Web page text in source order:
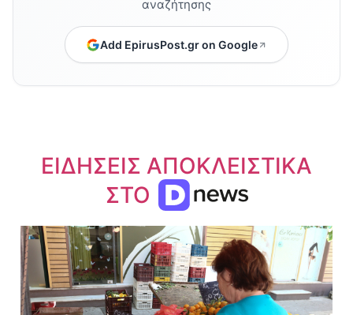
αναζήτησης
Add EpirusPost.gr on Google
ΕΙΔΗΣΕΙΣ ΑΠΟΚΛΕΙΣΤΙΚΑ
ΣΤΟ